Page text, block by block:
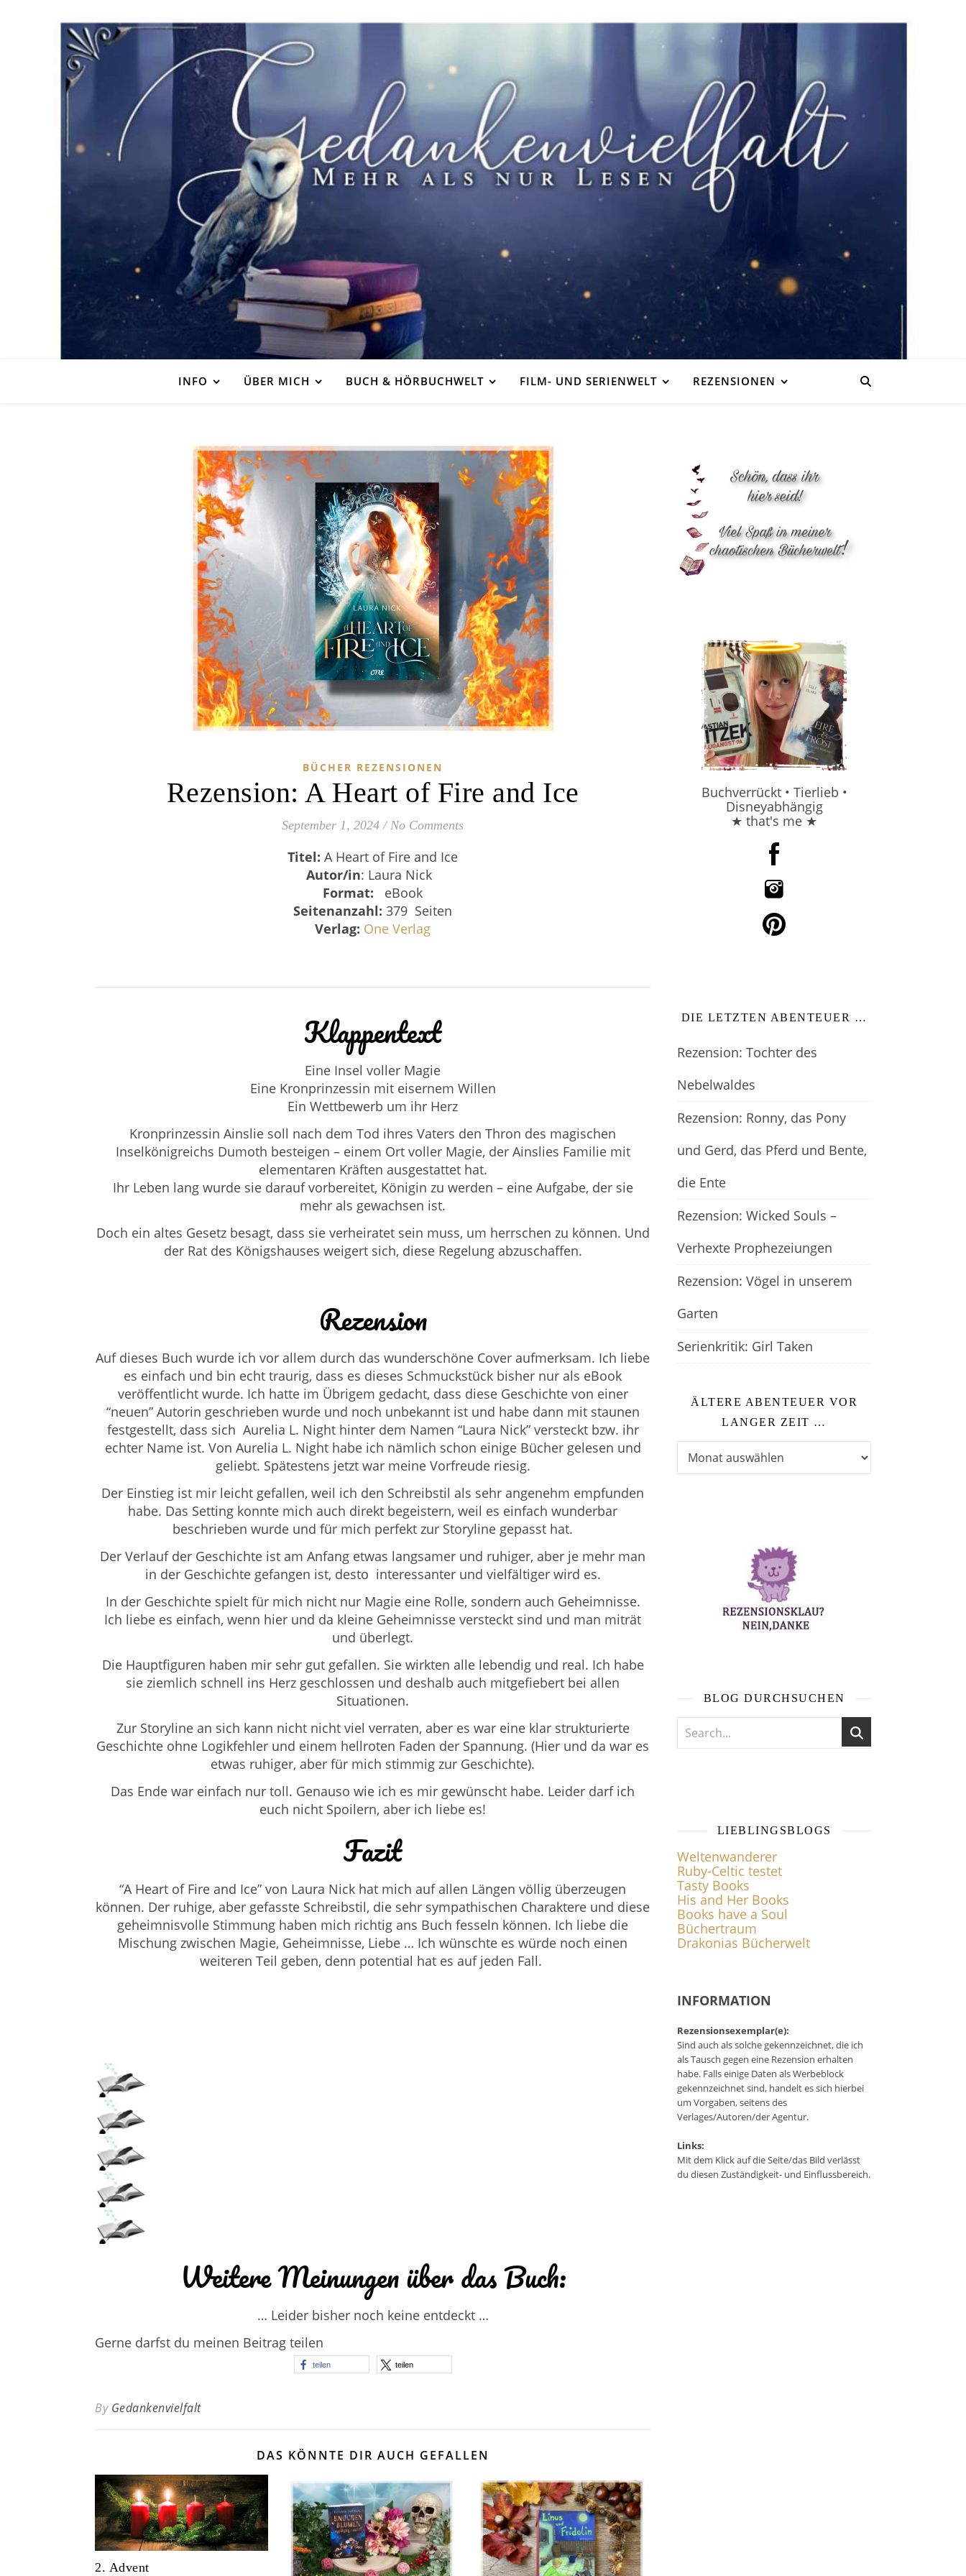
INFO ÜBER MICH BUCH & HÖRBUCHWELT FILM- UND SERIENWELT REZENSIONEN
BÜCHER REZENSIONEN
Rezension: A Heart of Fire and Ice
September 1, 2024 / No Comments
Titel: A Heart of Fire and Ice
Autor/in: Laura Nick
Format: eBook
Seitenanzahl: 379 Seiten
Verlag: One Verlag
Klappentext
Eine Insel voller Magie
Eine Kronprinzessin mit eisernem Willen
Ein Wettbewerb um ihr Herz
Kronprinzessin Ainslie soll nach dem Tod ihres Vaters den Thron des magischen
Inselkönigreichs Dumoth besteigen – einem Ort voller Magie, der Ainslies Familie mit
elementaren Kräften ausgestattet hat.
Ihr Leben lang wurde sie darauf vorbereitet, Königin zu werden – eine Aufgabe, der sie
mehr als gewachsen ist.
Doch ein altes Gesetz besagt, dass sie verheiratet sein muss, um herrschen zu können. Und
der Rat des Königshauses weigert sich, diese Regelung abzuschaffen.
Rezension
Auf dieses Buch wurde ich vor allem durch das wunderschöne Cover aufmerksam. Ich liebe
es einfach und bin echt traurig, dass es dieses Schmuckstück bisher nur als eBook
veröffentlicht wurde. Ich hatte im Übrigem gedacht, dass diese Geschichte von einer
“neuen” Autorin geschrieben wurde und noch unbekannt ist und habe dann mit staunen
festgestellt, dass sich Aurelia L. Night hinter dem Namen “Laura Nick” versteckt bzw. ihr
echter Name ist. Von Aurelia L. Night habe ich nämlich schon einige Bücher gelesen und
geliebt. Spätestens jetzt war meine Vorfreude riesig.
Der Einstieg ist mir leicht gefallen, weil ich den Schreibstil als sehr angenehm empfunden
habe. Das Setting konnte mich auch direkt begeistern, weil es einfach wunderbar
beschrieben wurde und für mich perfekt zur Storyline gepasst hat.
Der Verlauf der Geschichte ist am Anfang etwas langsamer und ruhiger, aber je mehr man
in der Geschichte gefangen ist, desto interessanter und vielfältiger wird es.
In der Geschichte spielt für mich nicht nur Magie eine Rolle, sondern auch Geheimnisse.
Ich liebe es einfach, wenn hier und da kleine Geheimnisse versteckt sind und man miträt
und überlegt.
Die Hauptfiguren haben mir sehr gut gefallen. Sie wirkten alle lebendig und real. Ich habe
sie ziemlich schnell ins Herz geschlossen und deshalb auch mitgefiebert bei allen
Situationen.
Zur Storyline an sich kann nicht nicht viel verraten, aber es war eine klar strukturierte
Geschichte ohne Logikfehler und einem hellroten Faden der Spannung. (Hier und da war es
etwas ruhiger, aber für mich stimmig zur Geschichte).
Das Ende war einfach nur toll. Genauso wie ich es mir gewünscht habe. Leider darf ich
euch nicht Spoilern, aber ich liebe es!
Fazit
“A Heart of Fire and Ice” von Laura Nick hat mich auf allen Längen völlig überzeugen
können. Der ruhige, aber gefasste Schreibstil, die sehr sympathischen Charaktere und diese
geheimnisvolle Stimmung haben mich richtig ans Buch fesseln können. Ich liebe die
Mischung zwischen Magie, Geheimnisse, Liebe … Ich wünschte es würde noch einen
weiteren Teil geben, denn potential hat es auf jeden Fall.
Weitere Meinungen über das Buch:
… Leider bisher noch keine entdeckt …
Gerne darfst du meinen Beitrag teilen
teilen teilen
By Gedankenvielfalt
DAS KÖNNTE DIR AUCH GEFALLEN
2. Advent
Buchverrückt • Tierlieb •
Disneyabhängig
★ that's me ★
DIE LETZTEN ABENTEUER …
Rezension: Tochter des
Nebelwaldes
Rezension: Ronny, das Pony
und Gerd, das Pferd und Bente,
die Ente
Rezension: Wicked Souls –
Verhexte Prophezeiungen
Rezension: Vögel in unserem
Garten
Serienkritik: Girl Taken
ÄLTERE ABENTEUER VOR
LANGER ZEIT …
BLOG DURCHSUCHEN
LIEBLINGSBLOGS
Weltenwanderer
Ruby-Celtic testet
Tasty Books
His and Her Books
Books have a Soul
Büchertraum
Drakonias Bücherwelt
INFORMATION
Rezensionsexemplar(e):
Sind auch als solche gekennzeichnet, die ich
als Tausch gegen eine Rezension erhalten
habe. Falls einige Daten als Werbeblock
gekennzeichnet sind, handelt es sich hierbei
um Vorgaben, seitens des
Verlages/Autoren/der Agentur.
Links:
Mit dem Klick auf die Seite/das Bild verlässt
du diesen Zuständigkeit- und Einflussbereich.